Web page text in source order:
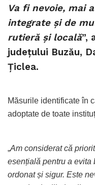
Va fi nevoie, mai
integrate și de
rutieră și locală”,
județului Buzău,
Măsurile identificate în
adoptate de toate
„Am considerat că
esențială pentru a evita
ordonat și sigur. Este